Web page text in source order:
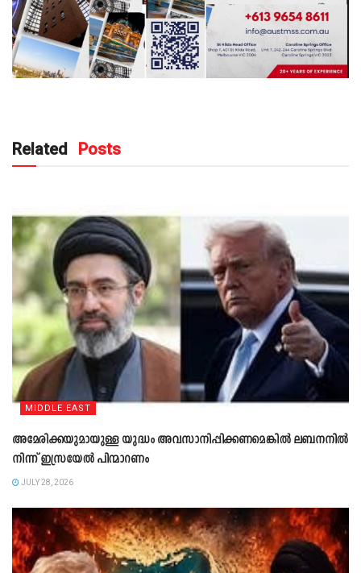
Related Posts
MIDDLE EAST
അമേരിക്കയുമായുള്ള യുദ്ധം അവസാനിപ്പിക്കണമെങ്കിൽ ലബനനിൽ
നിന്ന് ഇസ്രയേൽ പിന്മാറണം
JULY 28, 2026